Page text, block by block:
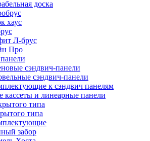
доска
хаус
Л-брус
Про
сэндвич-панели
сэндвич-панели
к сэндвич панелям
кассеты и линеарные панели
типа
типа
забор